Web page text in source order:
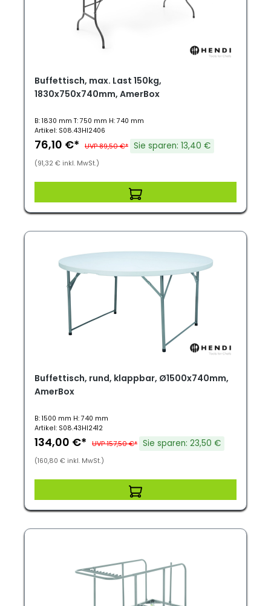
Buffettisch, max. Last 150kg,
1830x750x740mm, AmerBox
B: 1830 mm T: 750 mm H: 740 mm
Artikel: S08.43HI2406
76,10 €* UVP 89,50 €* Sie sparen: 13,40 €
(91,32 € inkl. MwSt.)
Buffettisch, rund, klappbar, Ø1500x740mm,
AmerBox
B: 1500 mm H: 740 mm
Artikel: S08.43HI2412
134,00 €* UVP 157,50 €* Sie sparen: 23,50 €
(160,80 € inkl. MwSt.)